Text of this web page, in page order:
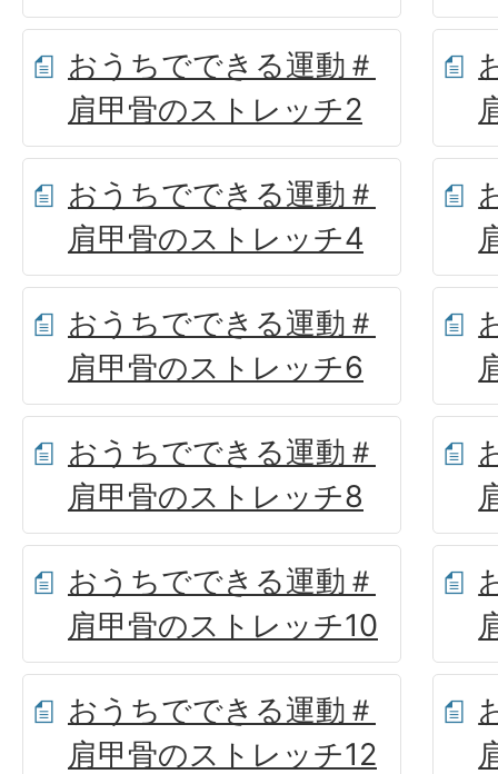
おうちでできる運動＃
肩甲骨のストレッチ2
おうちでできる運動＃
肩甲骨のストレッチ4
おうちでできる運動＃
肩甲骨のストレッチ6
おうちでできる運動＃
肩甲骨のストレッチ8
おうちでできる運動＃
肩甲骨のストレッチ10
おうちでできる運動＃
肩甲骨のストレッチ12